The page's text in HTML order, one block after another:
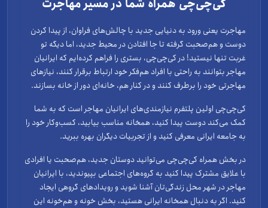
کی‌چی‌چی همراه شما در مسیر مهاجرت
مهاجرت یعنی ورود به دنیایی جدید با چالش‌های فراوان، از پیدا کردن
دوست و هم‌صحبت گرفته تا جا افتادن در محیط جدید، اما دیگه تو
غربت تنها نیستید! در کی‌چی‌چی، بستری را فراهم کرده‌ایم که ایرانیان
مهاجر بتوانند به راحتی با افراد هم‌فکر خود ارتباط برقرار کنند، نیازهای
مهاجرتی خود را برطرف کنند و در کنار هم، خانه‌ای دور از خانه بسازند.
کی‌چی‌چی اولین پلتفرم نیازمندی‌های ایرانیان مهاجر است که به شما
کمک می‌کند دوست پیدا کنید، همخانه مناسب بیابید، کسب‌وکار خود را
به جامعه ایرانی معرفی کنید و از تجربیات دیگران بهره ببرید.
در بخش همراه کی‌چی‌چی می‌توانید دوستان جدید، هم‌صحبت یا افرادی
با علایق مشترک پیدا کنید به گروه‌های اجتماعی بپیوندید، با ایرانیان
مهاجر در شهر محل زندگی‌تان آشنا شوید و رویدادهای گروهی ایجاد
کنید. اگر به دنبال همخانه ایرانی هستید، بخش خونه و هم‌خونه این